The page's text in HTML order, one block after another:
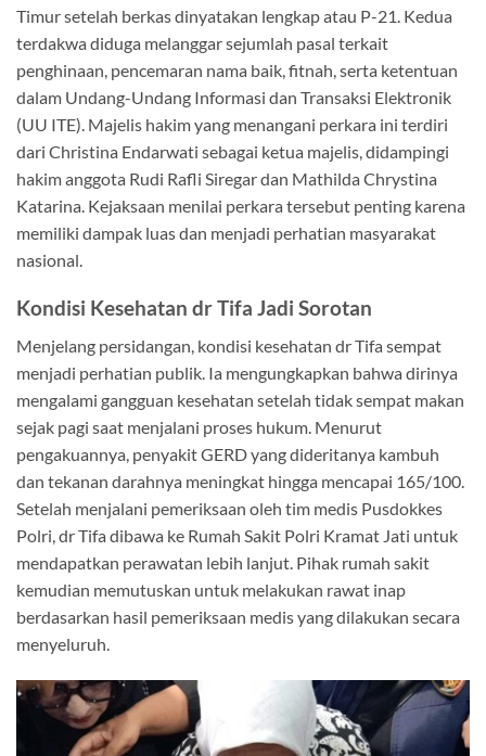
Timur setelah berkas dinyatakan lengkap atau P-21. Kedua
terdakwa diduga melanggar sejumlah pasal terkait
penghinaan, pencemaran nama baik, fitnah, serta ketentuan
dalam Undang-Undang Informasi dan Transaksi Elektronik
(UU ITE). Majelis hakim yang menangani perkara ini terdiri
dari Christina Endarwati sebagai ketua majelis, didampingi
hakim anggota Rudi Rafli Siregar dan Mathilda Chrystina
Katarina. Kejaksaan menilai perkara tersebut penting karena
memiliki dampak luas dan menjadi perhatian masyarakat
nasional.
Kondisi Kesehatan dr Tifa Jadi Sorotan
Menjelang persidangan, kondisi kesehatan dr Tifa sempat
menjadi perhatian publik. Ia mengungkapkan bahwa dirinya
mengalami gangguan kesehatan setelah tidak sempat makan
sejak pagi saat menjalani proses hukum. Menurut
pengakuannya, penyakit GERD yang dideritanya kambuh
dan tekanan darahnya meningkat hingga mencapai 165/100.
Setelah menjalani pemeriksaan oleh tim medis Pusdokkes
Polri, dr Tifa dibawa ke Rumah Sakit Polri Kramat Jati untuk
mendapatkan perawatan lebih lanjut. Pihak rumah sakit
kemudian memutuskan untuk melakukan rawat inap
berdasarkan hasil pemeriksaan medis yang dilakukan secara
menyeluruh.